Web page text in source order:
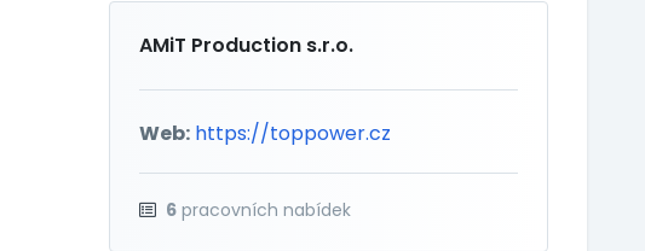
AMiT Production s.r.o.
Web: https://toppower.cz
6 pracovních nabídek